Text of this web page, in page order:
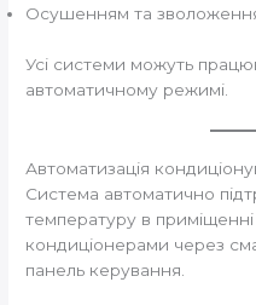
Осушенням та
Усі системи можуть
автоматичному режимі.
Автоматизація
Система автоматично
температуру в
кондиціонерами через
панель керування.